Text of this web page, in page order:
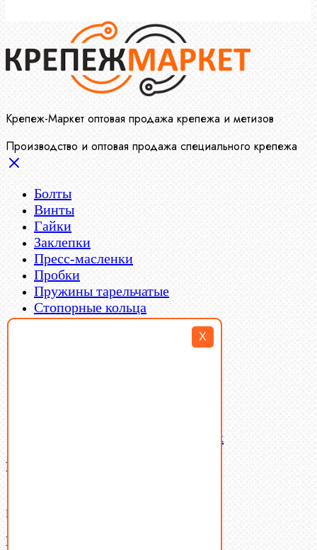
X
Крепеж-Маркет оптовая продажа крепежа и метизов
Производство и оптовая продажа специального крепежа
Болты
Винты
Гайки
Заклепки
Пресс-масленки
Пробки
Пружины тарельчатые
Стопорные кольца
Такелаж
Латунный и бронзовый крепеж
Ваша корзина
В корзине нет товаров.
Поиск